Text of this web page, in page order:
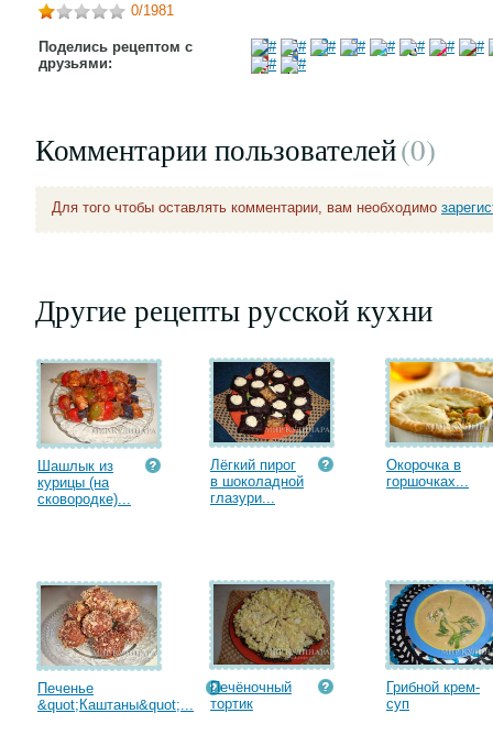
0/1981
Поделись рецептом с
друзьями:
Комментарии пользователей(0)
Для того чтобы оставлять комментарии, вам необходимо
Другие рецепты русской кухни
Шашлык из
курицы (на
сковородке)...
Лёгкий пирог
в шоколадной
глазури...
Окорочка в
горшочках...
Печенье
&quot;Каштаны&quot;...
Печёночный
тортик
Грибной крем-
суп